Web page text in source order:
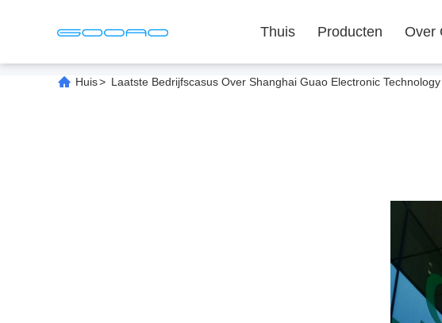
Thuis Producten Over
Huis> Laatste Bedrijfscasus Over Shanghai Guao Electronic